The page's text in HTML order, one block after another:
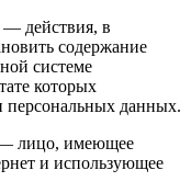
— действия, в
содержание
системе
которых
персональных данных.
лицо, имеющее
и использующее